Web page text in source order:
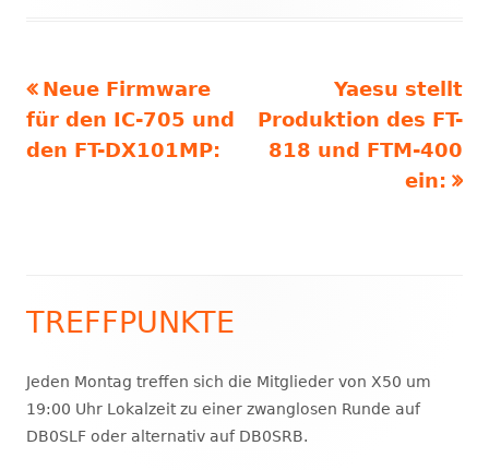
Beitragsnavigation
Vorheriger
Beitrag:
Neue Firmware
für den IC-705 und
den FT-DX101MP:
Nächster
Beitrag
Yaesu stellt
Produktion des FT-
818 und FTM-400
ein:
Haupt-
Seitenleiste
TREFFPUNKTE
Jeden Montag treffen sich die Mitglieder von X50 um
19:00 Uhr Lokalzeit zu einer zwanglosen Runde auf
DB0SLF oder alternativ auf DB0SRB.